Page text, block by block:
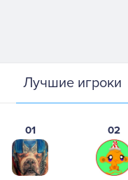
Лучшие игроки
01 02